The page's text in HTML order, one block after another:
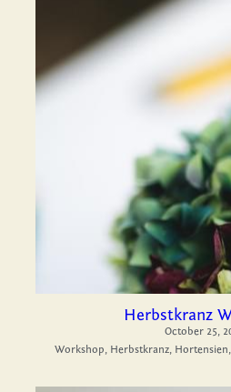
Herbstkranz
October 25,
Workshop, Herbstkranz, Hortensien,